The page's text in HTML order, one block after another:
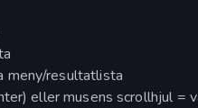
meny/resultatlista
eller musens scrollhjul =